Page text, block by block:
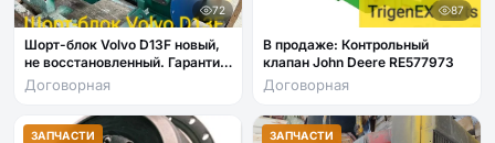
72
Шорт-блок Volvo D13F новый,
не восстановленный. Гарантия
6 месяцев.
Договорная
87
В продаже: Контрольный
клапан John Deere RE577973
Договорная
ЗАПЧАСТИ ЗАПЧАСТИ